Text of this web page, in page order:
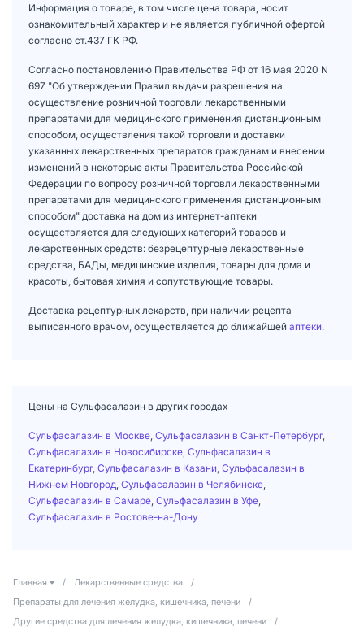
Информация о товаре, в том числе цена товара, носит
ознакомительный характер и не является публичной офертой
согласно ст.437 ГК РФ.
Согласно постановлению Правительства РФ от 16 мая 2020 N
697 "Об утверждении Правил выдачи разрешения на
осуществление розничной торговли лекарственными
препаратами для медицинского применения дистанционным
способом, осуществления такой торговли и доставки
указанных лекарственных препаратов гражданам и внесении
изменений в некоторые акты Правительства Российской
Федерации по вопросу розничной торговли лекарственными
препаратами для медицинского применения дистанционным
способом" доставка на дом из интернет-аптеки
осуществляется для следующих категорий товаров и
лекарственных средств: безрецептурные лекарственные
средства, БАДы, медицинские изделия, товары для дома и
красоты, бытовая химия и сопутствующие товары.
Доставка рецептурных лекарств, при наличии рецепта
выписанного врачом, осуществляется до ближайшей аптеки.
Цены на Сульфасалазин в других городах
Сульфасалазин в Москве Сульфасалазин в Санкт-Петербург,
Сульфасалазин в Новосибирске Сульфасалазин в
Екатеринбург, Сульфасалазин в Казани Сульфасалазин в
Нижнем Новгород Сульфасалазин в Челябинске
Сульфасалазин в Самаре Сульфасалазин в Уфе
Сульфасалазин в Ростове-на-Дону
Главная / Лекарственные средства
/
Препараты для лечения желудка, кишечника, печени
/
Другие средства для лечения желудка, кишечника, печени
/